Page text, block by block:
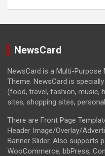
NewsCard
NewsCard is a Multi-
Theme. NewsCard is
(food, travel, fashion, music,
sites, shopping sites,
There are Front Page
Header Image/Overlay/
Banner Slider. Also supports
WooCommerce, bbPress,